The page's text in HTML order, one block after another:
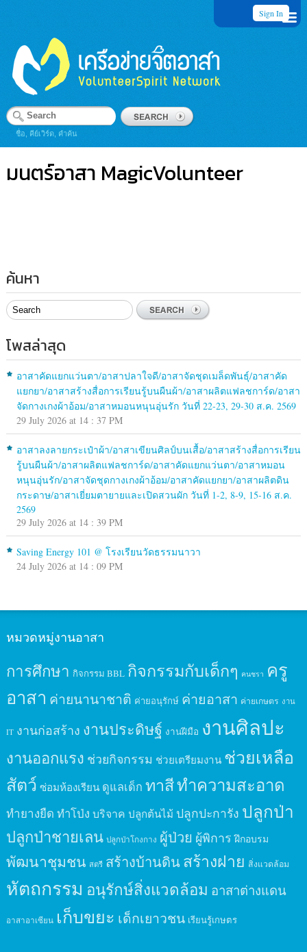
Sign In
ชื่อ, คีย์เวิร์ด, คำค้น
มนตร์อาสา MagicVolunteer
ค้นหา
โพสล่าสุด
อาสาคัดแยกแว่นตา/อาสาปลาใจดี/อาสาจัดชุดเมล็ดพันธุ์/อาสาคัด
แยกยา/อาสาสร้างสื่อการเรียนรู้บนผืนผ้า/อาสาผลิตแฟลชการ์ด/อาสา
จัดกางเกงผ้าอ้อม/อาสาหมอนหนุนอุ่นรัก วันที่ 22-23, 29-30 ส.ค. 2569
29 July 2026 at 14 : 37 PM
อาสาลงลายกระเป๋าผ้า/อาสาเขียนศิลป์บนเสื้อ/อาสาสร้างสื่อการเรียน
รู้บนผืนผ้า/อาสาผลิตแฟลชการ์ด/อาสาคัดแยกแว่นตา/อาสาหมอน
หนุนอุ่นรัก/อาสาจัดชุดกางเกงผ้าอ้อม/อาสาคัดแยกยา/อาสาผลิตดิน
กระดาษ/อาสาเยี่ยมตายายและเปิดสวนผัก วันที่ 1-2, 8-9, 15-16 ส.ค.
2569
29 July 2026 at 14 : 39 PM
Saving Energy 101 @ โรงเรียนวัดธรรมนาวา
24 July 2026 at 14 : 09 PM
หมวดหมู่งานอาสา
การศึกษา กิจกรรม BBL กิจกรรมกับเด็กๆ คนชรา ครู
อาสา ค่ายนานาชาติ ค่ายอนุรักษ์ ค่ายอาสา ค่ายเกษตร งาน
IT งานก่อสร้าง งานประดิษฐ์ งานฝีมือ งานศิลปะ
งานออกแรง ช่วยกิจกรรม ช่วยเตรียมงาน ช่วยเหลือ
สัตว์ ซ่อมห้องเรียน ดูแลเด็ก ทาสีทำความสะอาด
ทำยางยืด ทำโป่ง บริจาค ปลูกต้นไม้ ปลูกปะการัง ปลูกป่า
ปลูกป่าชายเลน ปลูกป่าโกงกาง ผู้ป่วย ผู้พิการ ฝึกอบรม
พัฒนาชุมชน สตรี สร้างบ้านดินสร้างฝาย สิ่งแวดล้อม
หัตถกรรม อนุรักษ์สิ่งแวดล้อม อาสาต่างแดน
อาสาอาเซียน เก็บขยะ เด็กเยาวชน เรียนรู้เกษตร